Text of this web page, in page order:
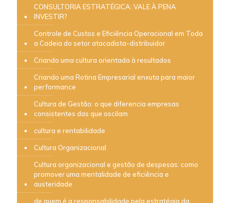
CONSULTORIA ESTRATÉGICA: VALE À PENA
INVESTIR?
Controle de Custos e Eficiência Operacional em Toda
a Cadeia do setor atacadista-distribuidor
Criando uma cultura orientada à resultados
Criando uma Rotina Empresarial enxuta para maior
performance
Cultura de Gestão: o que diferencia empresas
consistentes das que oscilam
cultura e rentabilidade
Cultura Organizacional
Cultura organizacional e gestão de despesas: como
promover uma mentalidade de eficiência e
austeridade
de quem é a responsabilidade pela estratégia da